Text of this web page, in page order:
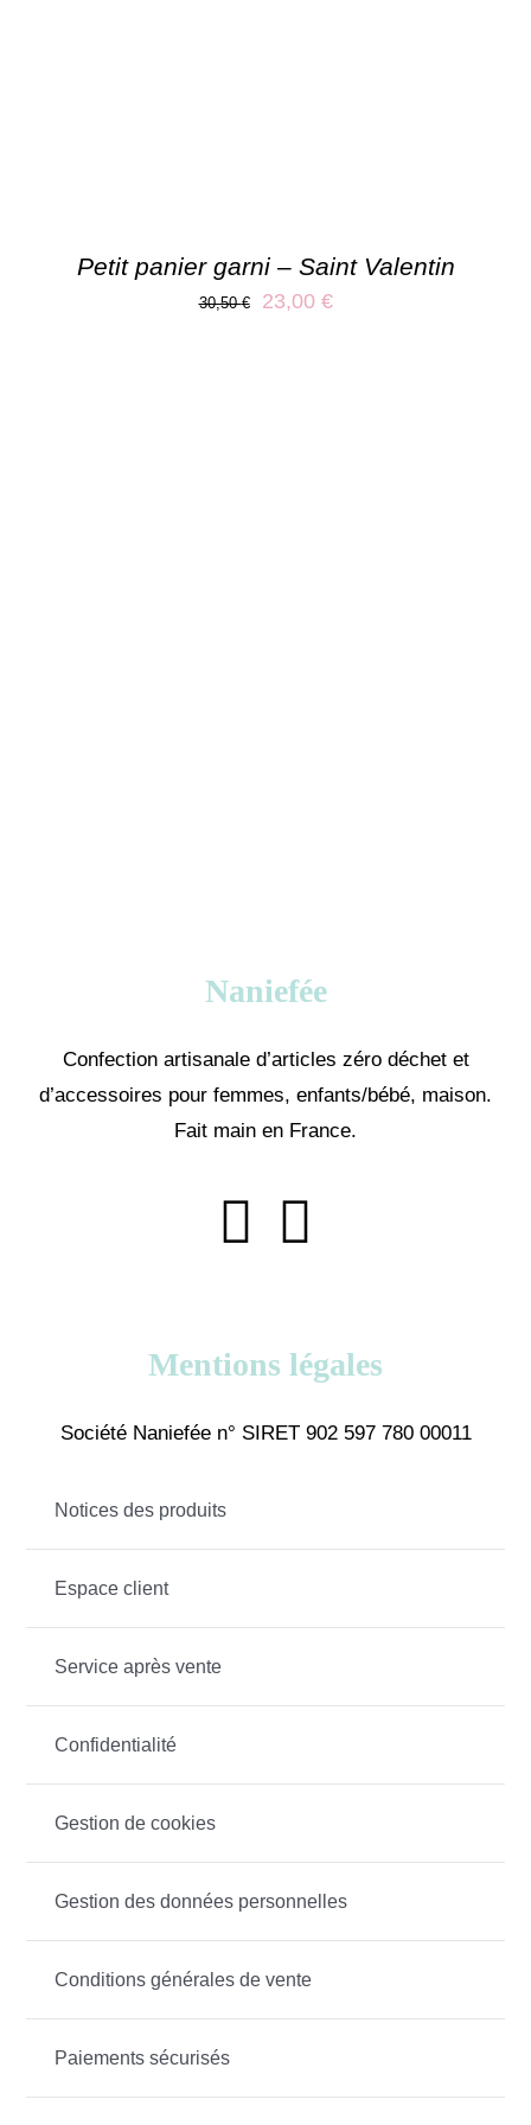
Petit panier garni – Saint Valentin
30,50€
Le
23,00 €Le
Naniefée
Confection artisanale d’articles zéro déchet et
d’accessoires pour femmes, enfants/bébé, maison.
Fait main en France.
Mentions légales
Société Naniefée n° SIRET 902 597 780 00011
Notices des produits
Espace client
Service après vente
Confidentialité
Gestion de cookies
Gestion des données personnelles
Conditions générales de vente
Paiements sécurisés